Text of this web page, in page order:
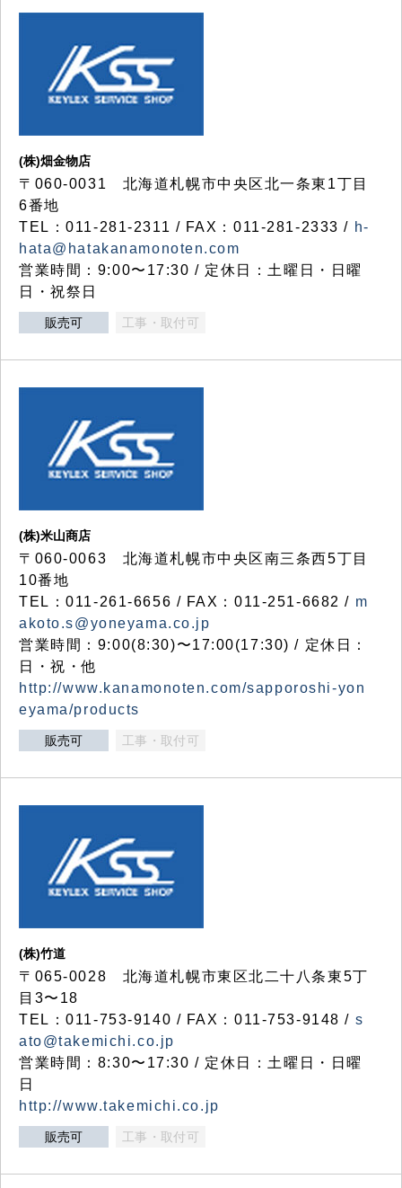
(株)畑金物店
〒060-0031 北海道札幌市中央区北一条東1丁目
6番地
TEL：011-281-2311 / FAX：011-281-2333 / h-
hata@hatakanamonoten.com
営業時間：9:00〜17:30 / 定休日：土曜日・日曜
日・祝祭日
販売可 工事・取付可
(株)米山商店
〒060-0063 北海道札幌市中央区南三条西5丁目
10番地
TEL：011-261-6656 / FAX：011-251-6682 / m
akoto.s@yoneyama.co.jp
営業時間：9:00(8:30)〜17:00(17:30) / 定休日：
日・祝・他
http://www.kanamonoten.com/sapporoshi-yon
eyama/products
販売可 工事・取付可
(株)竹道
〒065-0028 北海道札幌市東区北二十八条東5丁
目3〜18
TEL：011-753-9140 / FAX：011-753-9148 / s
ato@takemichi.co.jp
営業時間：8:30〜17:30 / 定休日：土曜日・日曜
日
http://www.takemichi.co.jp
販売可 工事・取付可